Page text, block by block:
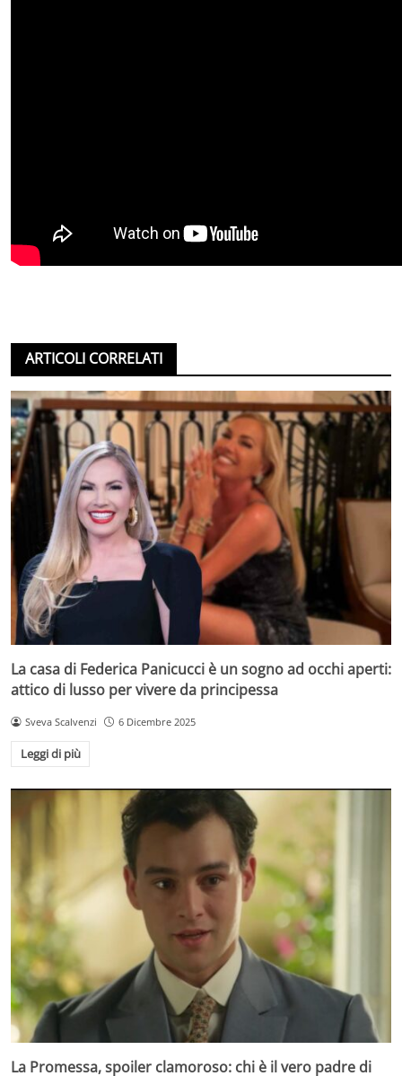
ARTICOLI CORRELATI
La casa di Federica Panicucci è un sogno ad occhi aperti:
attico di lusso per vivere da principessa
Sveva Scalvenzi 6 Dicembre 2025
Leggi di più
La Promessa, spoiler clamoroso: chi è il vero padre di